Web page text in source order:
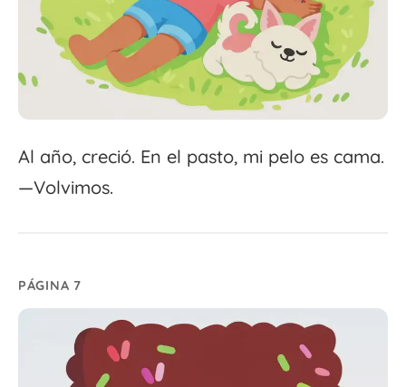
Al año, creció. En el pasto, mi pelo es cama.
—Volvimos.
PÁGINA 7